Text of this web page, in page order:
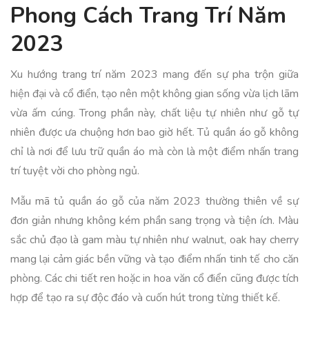
Phong Cách Trang Trí Năm
2023
Xu hướng trang trí năm 2023 mang đến sự pha trộn giữa
hiện đại và cổ điển, tạo nên một không gian sống vừa lịch lãm
vừa ấm cúng. Trong phần này, chất liệu tự nhiên như gỗ tự
nhiên được ưa chuộng hơn bao giờ hết. Tủ quần áo gỗ không
chỉ là nơi để lưu trữ quần áo mà còn là một điểm nhấn trang
trí tuyệt vời cho phòng ngủ.
Mẫu mã tủ quần áo gỗ của năm 2023 thường thiên về sự
đơn giản nhưng không kém phần sang trọng và tiện ích. Màu
sắc chủ đạo là gam màu tự nhiên như walnut, oak hay cherry
mang lại cảm giác bền vững và tạo điểm nhấn tinh tế cho căn
phòng. Các chi tiết ren hoặc in hoa văn cổ điển cũng được tích
hợp để tạo ra sự độc đáo và cuốn hút trong từng thiết kế.